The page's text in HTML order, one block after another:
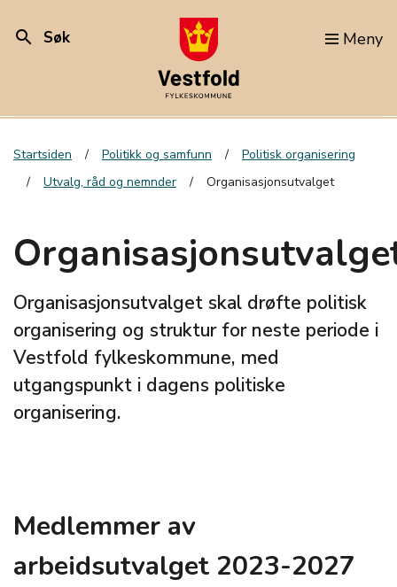
search Søk Meny
Startsiden Politikk og samfunn
Politisk organisering
Utvalg, råd og nemnder
Organisasjonsutvalget
Organisasjonsutvalget skal drøfte politisk
organisering og struktur for neste periode i
Vestfold fylkeskommune, med
utgangspunkt i dagens politiske
organisering.
Medlemmer av
arbeidsutvalget 2023-2027